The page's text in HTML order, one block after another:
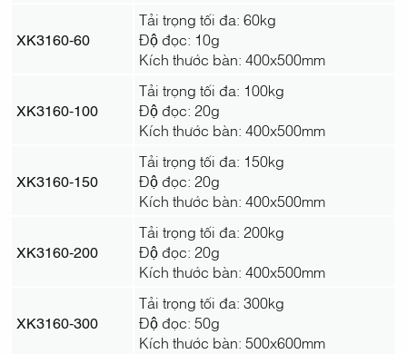
XK3160-60
Tải trọng tối đa: 60kg
Độ đọc: 10g
Kích thước bàn: 400x500mm
XK3160-100
Tải trọng tối đa: 100kg
Độ đọc: 20g
Kích thước bàn: 400x500mm
XK3160-150
Tải trọng tối đa: 150kg
Độ đọc: 20g
Kích thước bàn: 400x500mm
XK3160-200
Tải trọng tối đa: 200kg
Độ đọc: 20g
Kích thước bàn: 400x500mm
XK3160-300
Tải trọng tối đa: 300kg
Độ đọc: 50g
Kích thước bàn: 500x600mm